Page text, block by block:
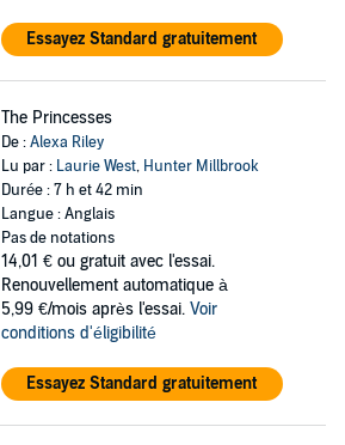
Essayez Standard gratuitement
The Princesses
De :Alexa Riley
Lu par : Laurie West, Hunter Millbrook
Durée : 7 h et 42 min
Langue : Anglais
Pas de notations
14,01 € ou gratuit avec l'essai.
Renouvellement automatique à
5,99 €/mois après l'essai. Voir
conditions d'éligibilité
Essayez Standard gratuitement